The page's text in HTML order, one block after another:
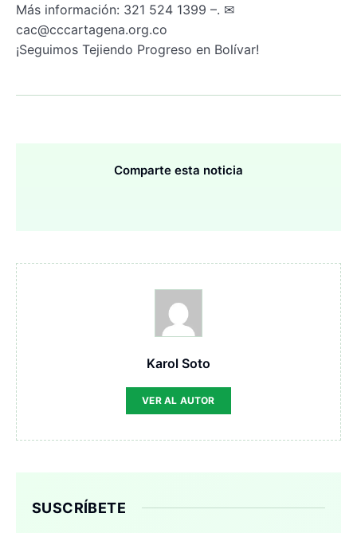
Más información: 321 524 1399 –. ✉
cac@cccartagena.org.co
¡Seguimos Tejiendo Progreso en Bolívar!
Comparte esta noticia
Karol Soto
VER AL AUTOR
SUSCRÍBETE